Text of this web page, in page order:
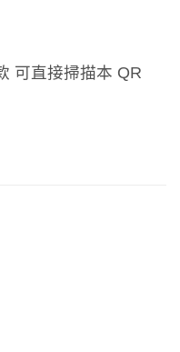
可直接掃描本 QR